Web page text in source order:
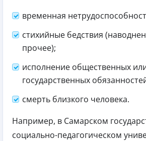
временная
стихийные бедствия
прочее);
исполнение общественных
государственных
смерть близкого человека.
Например, в Самарском
социально-педагогическом